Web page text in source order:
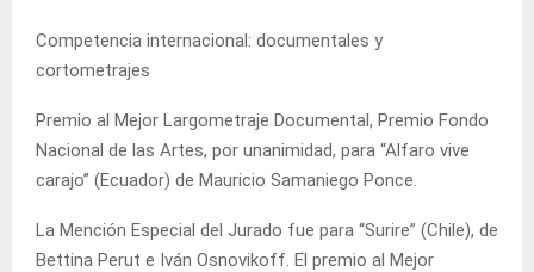
Competencia internacional: documentales y
cortometrajes
Premio al Mejor Largometraje Documental, Premio Fondo
Nacional de las Artes, por unanimidad, para “Alfaro vive
carajo” (Ecuador) de Mauricio Samaniego Ponce.
La Mención Especial del Jurado fue para “Surire” (Chile), de
Bettina Perut e Iván Osnovikoff. El premio al Mejor